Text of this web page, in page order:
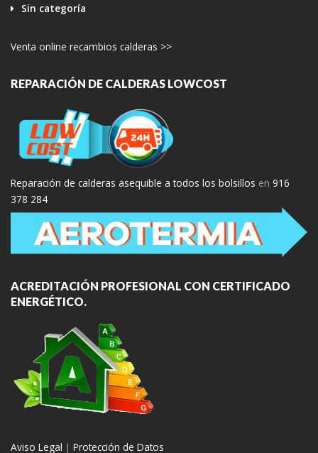
Sin categoría
Venta online recambios calderas >>
REPARACIÓN DE CALDERAS LOWCOST
Reparación de calderas asequible a todos los bolsillos en 916
378 284
ACREDITACIÓN PROFESIONAL CON CERTIFICADO
ENERGÉTICO.
Aviso Legal | Protección de Datos